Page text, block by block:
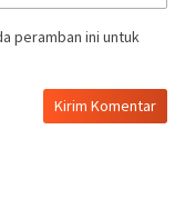
peramban ini untuk